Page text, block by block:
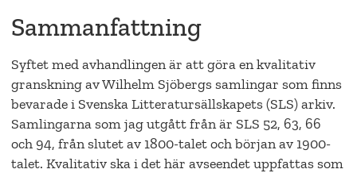
Sammanfattning
Syftet med avhandlingen är att göra en kvalitativ
granskning av Wilhelm Sjöbergs samlingar som finns
bevarade i Svenska Litteratursällskapets (SLS) arkiv.
Samlingarna som jag utgått från är SLS 52, 63, 66
och 94, från slutet av 1800-talet och början av 1900-
talet. Kvalitativ ska i det här avseendet uppfattas som